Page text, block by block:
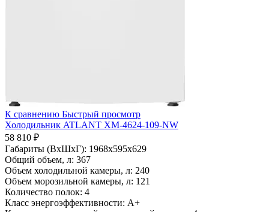
К сравнению Быстрый просмотр
Холодильник ATLANT ХМ-4624-109-NW
58 810 ₽
Габариты (ВхШхГ): 1968x595x629
Общий объем, л: 367
Объем холодильной камеры, л: 240
Объем морозильной камеры, л: 121
Количество полок: 4
Класс энергоэффективности: A+